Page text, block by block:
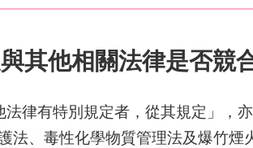
其他相關法律是否競
律有特別規定者，從其規定」，
法、毒性化學物質管理法及爆竹